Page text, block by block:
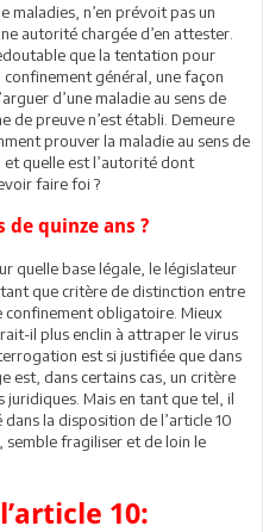
maladies, n’en prévoit pas un
autorité chargée d’en attester.
que la tentation pour
général, une façon
d’une maladie au sens de
de preuve n’est établi. Demeure
prouver la maladie au sens de
quelle est l’autorité dont
faire foi ?
de quinze ans ?
quelle base légale, le législateur
que critère de distinction entre
obligatoire. Mieux
il plus enclin à attraper le virus
est si justifiée que dans
est, dans certains cas, un critère
Mais en tant que tel, il
la disposition de l’article 10
fragiliser et de loin le
10: